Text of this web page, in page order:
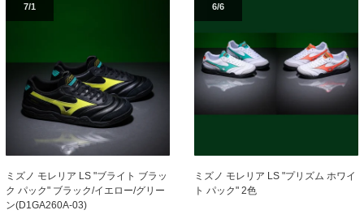
7/1
ミズノ モレリア LS "ブライト ブラッ
ク パック" ブラック/イエロー/グリー
ン(D1GA260A-03)
6/6
ミズノ モレリア LS "プリズム ホワイ
ト パック" 2色